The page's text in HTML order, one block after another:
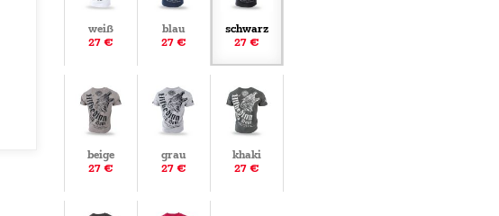
weiß
27 €
blau
27 €
schwarz
27 €
beige
27 €
grau
27 €
khaki
27 €